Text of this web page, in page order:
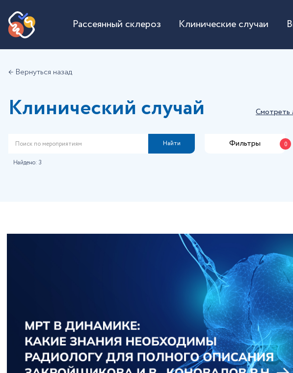
Рассеянный склероз Клинические случаи
← Вернуться назад
Клинический случай Смотреть
Найти Фильтры 0
Найдено: 3